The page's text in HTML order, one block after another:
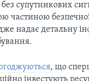
супутникових
частиною
надає детальну
, що